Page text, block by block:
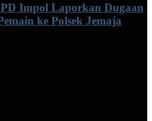
Impol Laporkan Dugaan
ke Polsek Jemaja